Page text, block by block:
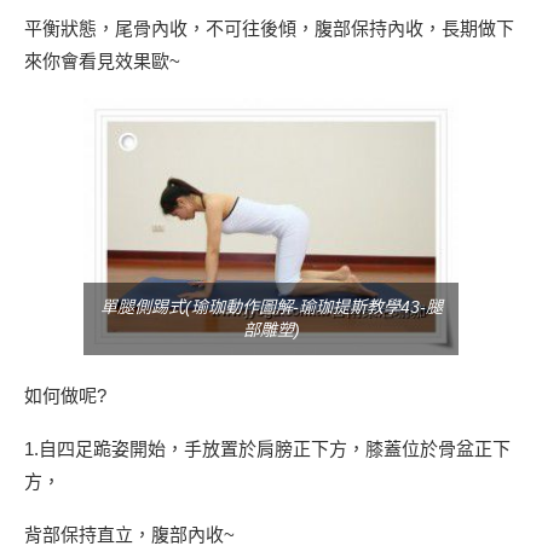
平衡狀態，尾骨內收，不可往後傾，腹部保持內收，長期做下
來你會看見效果歐~
單腿側踢式(瑜珈動作圖解-瑜珈提斯教學43-腿
部雕塑)
如何做呢?
1.自四足跪姿開始，手放置於肩膀正下方，膝蓋位於骨盆正下
方，
背部保持直立，腹部內收~